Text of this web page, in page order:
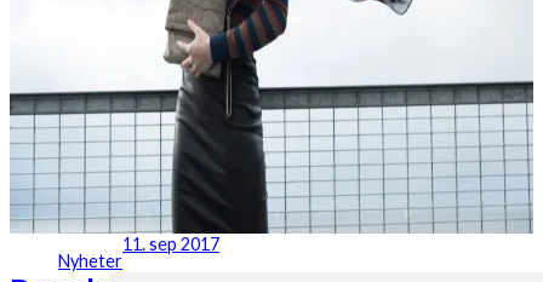
Nyheter
11. sep 2017